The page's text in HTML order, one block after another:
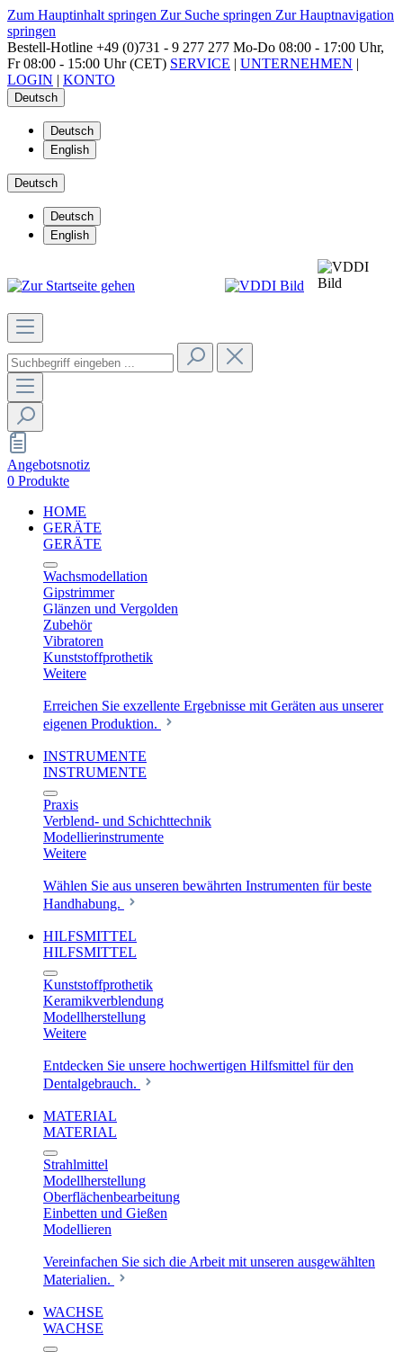
Zum Hauptinhalt springen Zur Suche springen Zur Hauptnavigation
springen
Bestell-Hotline +49 (0)731 - 9 277 277 Mo-Do 08:00 - 17:00 Uhr,
Fr 08:00 - 15:00 Uhr (CET) SERVICE | UNTERNEHMEN |
LOGIN | KONTO
Deutsch
Deutsch
English
Deutsch
Deutsch
English
Angebotsnotiz
0 Produkte
HOME
GERÄTE
GERÄTE
Wachsmodellation
Gipstrimmer
Glänzen und Vergolden
Zubehör
Vibratoren
Kunststoffprothetik
Weitere
Erreichen Sie exzellente Ergebnisse mit Geräten aus unserer
eigenen Produktion.
INSTRUMENTE
INSTRUMENTE
Praxis
Verblend- und Schichttechnik
Modellierinstrumente
Weitere
Wählen Sie aus unseren bewährten Instrumenten für beste
Handhabung.
HILFSMITTEL
HILFSMITTEL
Kunststoffprothetik
Keramikverblendung
Modellherstellung
Weitere
Entdecken Sie unsere hochwertigen Hilfsmittel für den
Dentalgebrauch.
MATERIAL
MATERIAL
Strahlmittel
Modellherstellung
Oberflächenbearbeitung
Einbetten und Gießen
Modellieren
Vereinfachen Sie sich die Arbeit mit unseren ausgewählten
Materialien.
WACHSE
WACHSE